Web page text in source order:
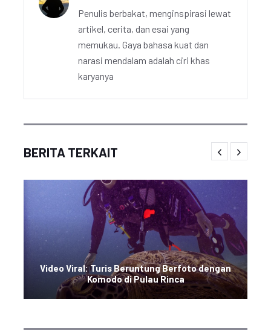
Penulis berbakat, menginspirasi lewat
artikel, cerita, dan esai yang
memukau. Gaya bahasa kuat dan
narasi mendalam adalah ciri khas
karyanya
BERITA TERKAIT
Video Viral: Turis Beruntung Berfoto dengan
Komodo di Pulau Rinca